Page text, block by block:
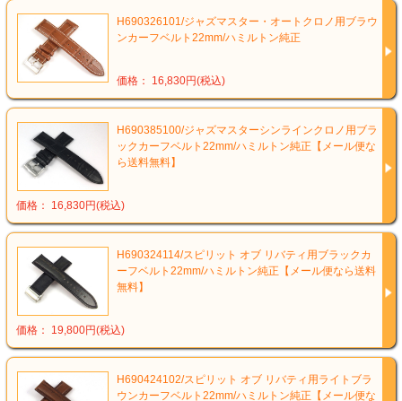
H690326101/ジャズマスター・オートクロノ用ブラウ
ンカーフベルト22mm/ハミルトン純正
価格： 16,830円(税込)
H690385100/ジャズマスターシンラインクロノ用ブラ
ックカーフベルト22mm/ハミルトン純正【メール便な
ら送料無料】
価格： 16,830円(税込)
H690324114/スピリット オブ リバティ用ブラックカ
ーフベルト22mm/ハミルトン純正【メール便なら送料
無料】
価格： 19,800円(税込)
H690424102/スピリット オブ リバティ用ライトブラ
ウンカーフベルト22mm/ハミルトン純正【メール便な